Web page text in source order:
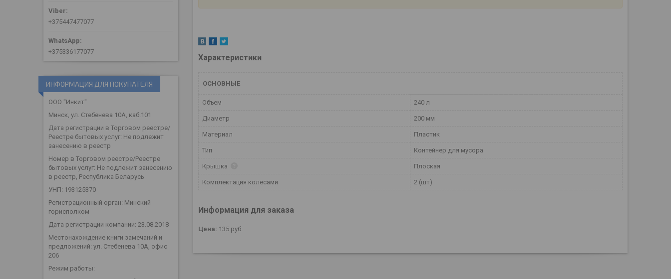
Характеристики
ОСНОВНЫЕ
Объем 240 л
Диаметр 200 мм
Материал Пластик
Тип Контейнер для мусора
Крышка Плоская
Комплектация колесами 2 (шт)
Информация для заказа
Цена: 135 руб.
+375447477077
+375336177077
ИНФОРМАЦИЯ ДЛЯ ПОКУПАТЕЛЯ
ООО "Инкит"
Минск, ул. Стебенева 10А, каб.101
Дата регистрации в Торговом реестре/
Реестре бытовых услуг: Не подлежит
занесению в реестр
Номер в Торговом реестре/Реестре
бытовых услуг: Не подлежит занесению
в реестр, Республика Беларусь
УНП: 193125370
Регистрационный орган: Минский
горисполком
Дата регистрации компании: 23.08.2018
Местонахождение книги замечаний и
предложений: ул. Стебенева 10А, офис
206
Режим работы: